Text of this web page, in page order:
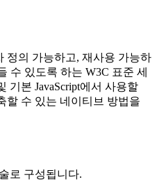
정의 가능하고, 재사용 가능하
수 있도록 하는 W3C 표준 세
기본 JavaScript에서 사용할
할 수 있는 네이티브 방법을
로 구성됩니다.